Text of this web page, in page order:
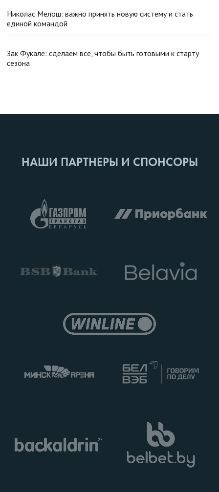
Николас Мелош: важно принять новую систему и стать
единой командой
Зак Фукале: сделаем все, чтобы быть готовыми к старту
сезона
НАШИ ПАРТНЕРЫ И СПОНСОРЫ